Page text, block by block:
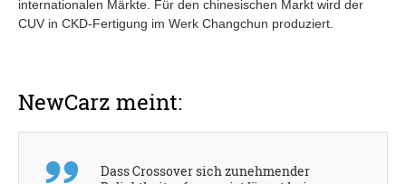
internationalen Märkte. Für den chinesischen Markt wird der
CUV in CKD-Fertigung im Werk Changchun produziert.
NewCarz meint:
Dass Crossover sich zunehmender